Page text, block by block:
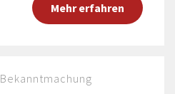
Mehr erfahren